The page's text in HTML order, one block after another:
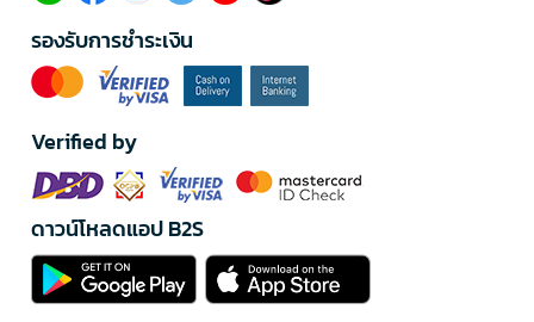
รองรับการชำระเงิน
Verified by
ดาวน์โหลดแอป B2S